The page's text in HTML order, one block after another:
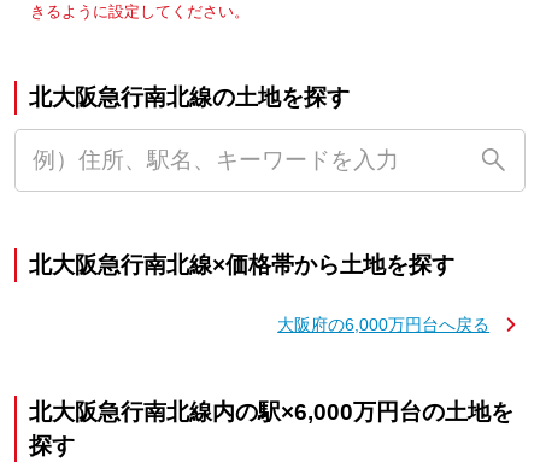
きるように設定してください。
北大阪急行南北線の土地を探す
北大阪急行南北線×価格帯から土地を探す
大阪府の6,000万円台へ戻る
北大阪急行南北線内の駅×6,000万円台の土地を
探す